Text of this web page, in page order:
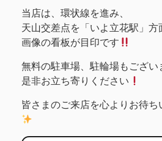
当店は、環状線を進み、
天山交差点を「いよ立花駅」方
画像の看板が目印です
無料の駐車場、駐輪場もござい
是非お立ち寄りください
皆さまのご来店を心よりお待ち